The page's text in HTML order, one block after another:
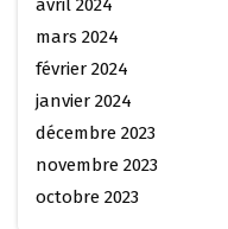
avril 2024
mars 2024
février 2024
janvier 2024
décembre 2023
novembre 2023
octobre 2023